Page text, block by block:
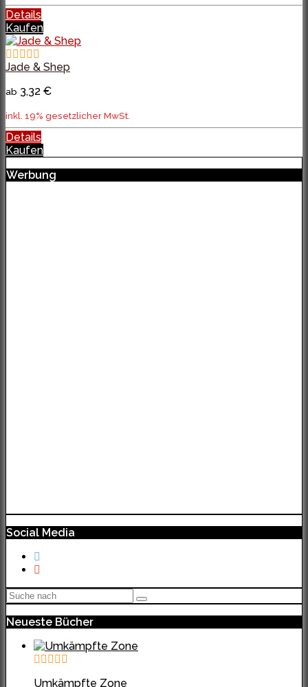
Details
Kaufen
Jade & Shep
ab 3,32 €
inkl. 19% gesetzlicher MwSt.
Details
Kaufen
Werbung
Social Media
Neueste Bücher
Umkämpfte Zone